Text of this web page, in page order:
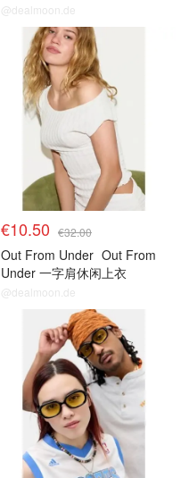
@dealmoon.de
€10.50 €32.00
Out From Under Out From
Under 一字肩休闲上衣
@dealmoon.de